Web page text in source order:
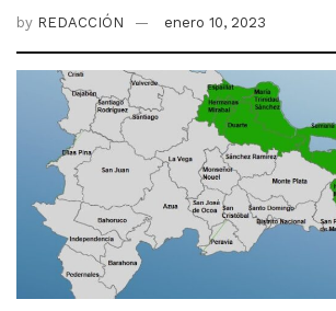
by REDACCIÓN enero 10, 2023